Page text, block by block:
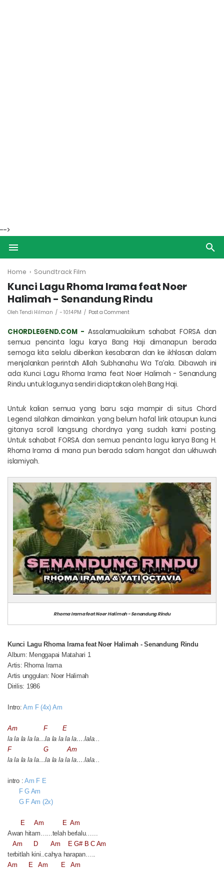
-->
Home › Soundtrack Film
Kunci Lagu Rhoma Irama feat Noer
Halimah - Senandung Rindu
Oleh Tendi Hilman - 10:14 PM Post a Comment
CHORDLEGEND.COM - Assalamualaikum sahabat FORSA dan
semua pencinta lagu karya Bang Haji dimanapun berada
semoga kita selalu diberikan kesabaran dan ke ikhlasan dalam
menjalankan perintah Allah Subhanahu Wa Ta’ala. Dibawah ini
ada Kunci Lagu Rhoma Irama feat Noer Halimah - Senandung
Rindu untuk lagunya sendiri diciptakan oleh Bang Haji.
Untuk kalian semua yang baru saja mampir di situs Chord
Legend silahkan dimainkan. yang belum hafal lirik ataupun kunci
gitanya scroll langsung chordnya yang sudah kami posting.
Untuk sahabat FORSA dan semua pencinta lagu karya Bang H.
Rhoma Irama di mana pun berada salam hangat dan ukhuwah
islamiyah.
Rhoma Irama feat Noer Halimah - Senandung Rindu
Kunci Lagu Rhoma Irama feat Noer Halimah - Senandung Rindu
Album: Menggapai Matahari 1
Artis: Rhoma Irama
Artis unggulan: Noer Halimah
Dirilis: 1986
Intro:Am F (4x) Am
Am F
E
la la la la la…la la la la la….lala...
F
G
Am
la la la la la…la la la la la….lala...
intro : Am F E
F G Am
G F Am (2x)
E Am E Am
Awan hitam…...telah berlalu…...
Am
D Am
E G# B C Am
terbitlah kini..cahya harapan…..
Am
E Am E
Am